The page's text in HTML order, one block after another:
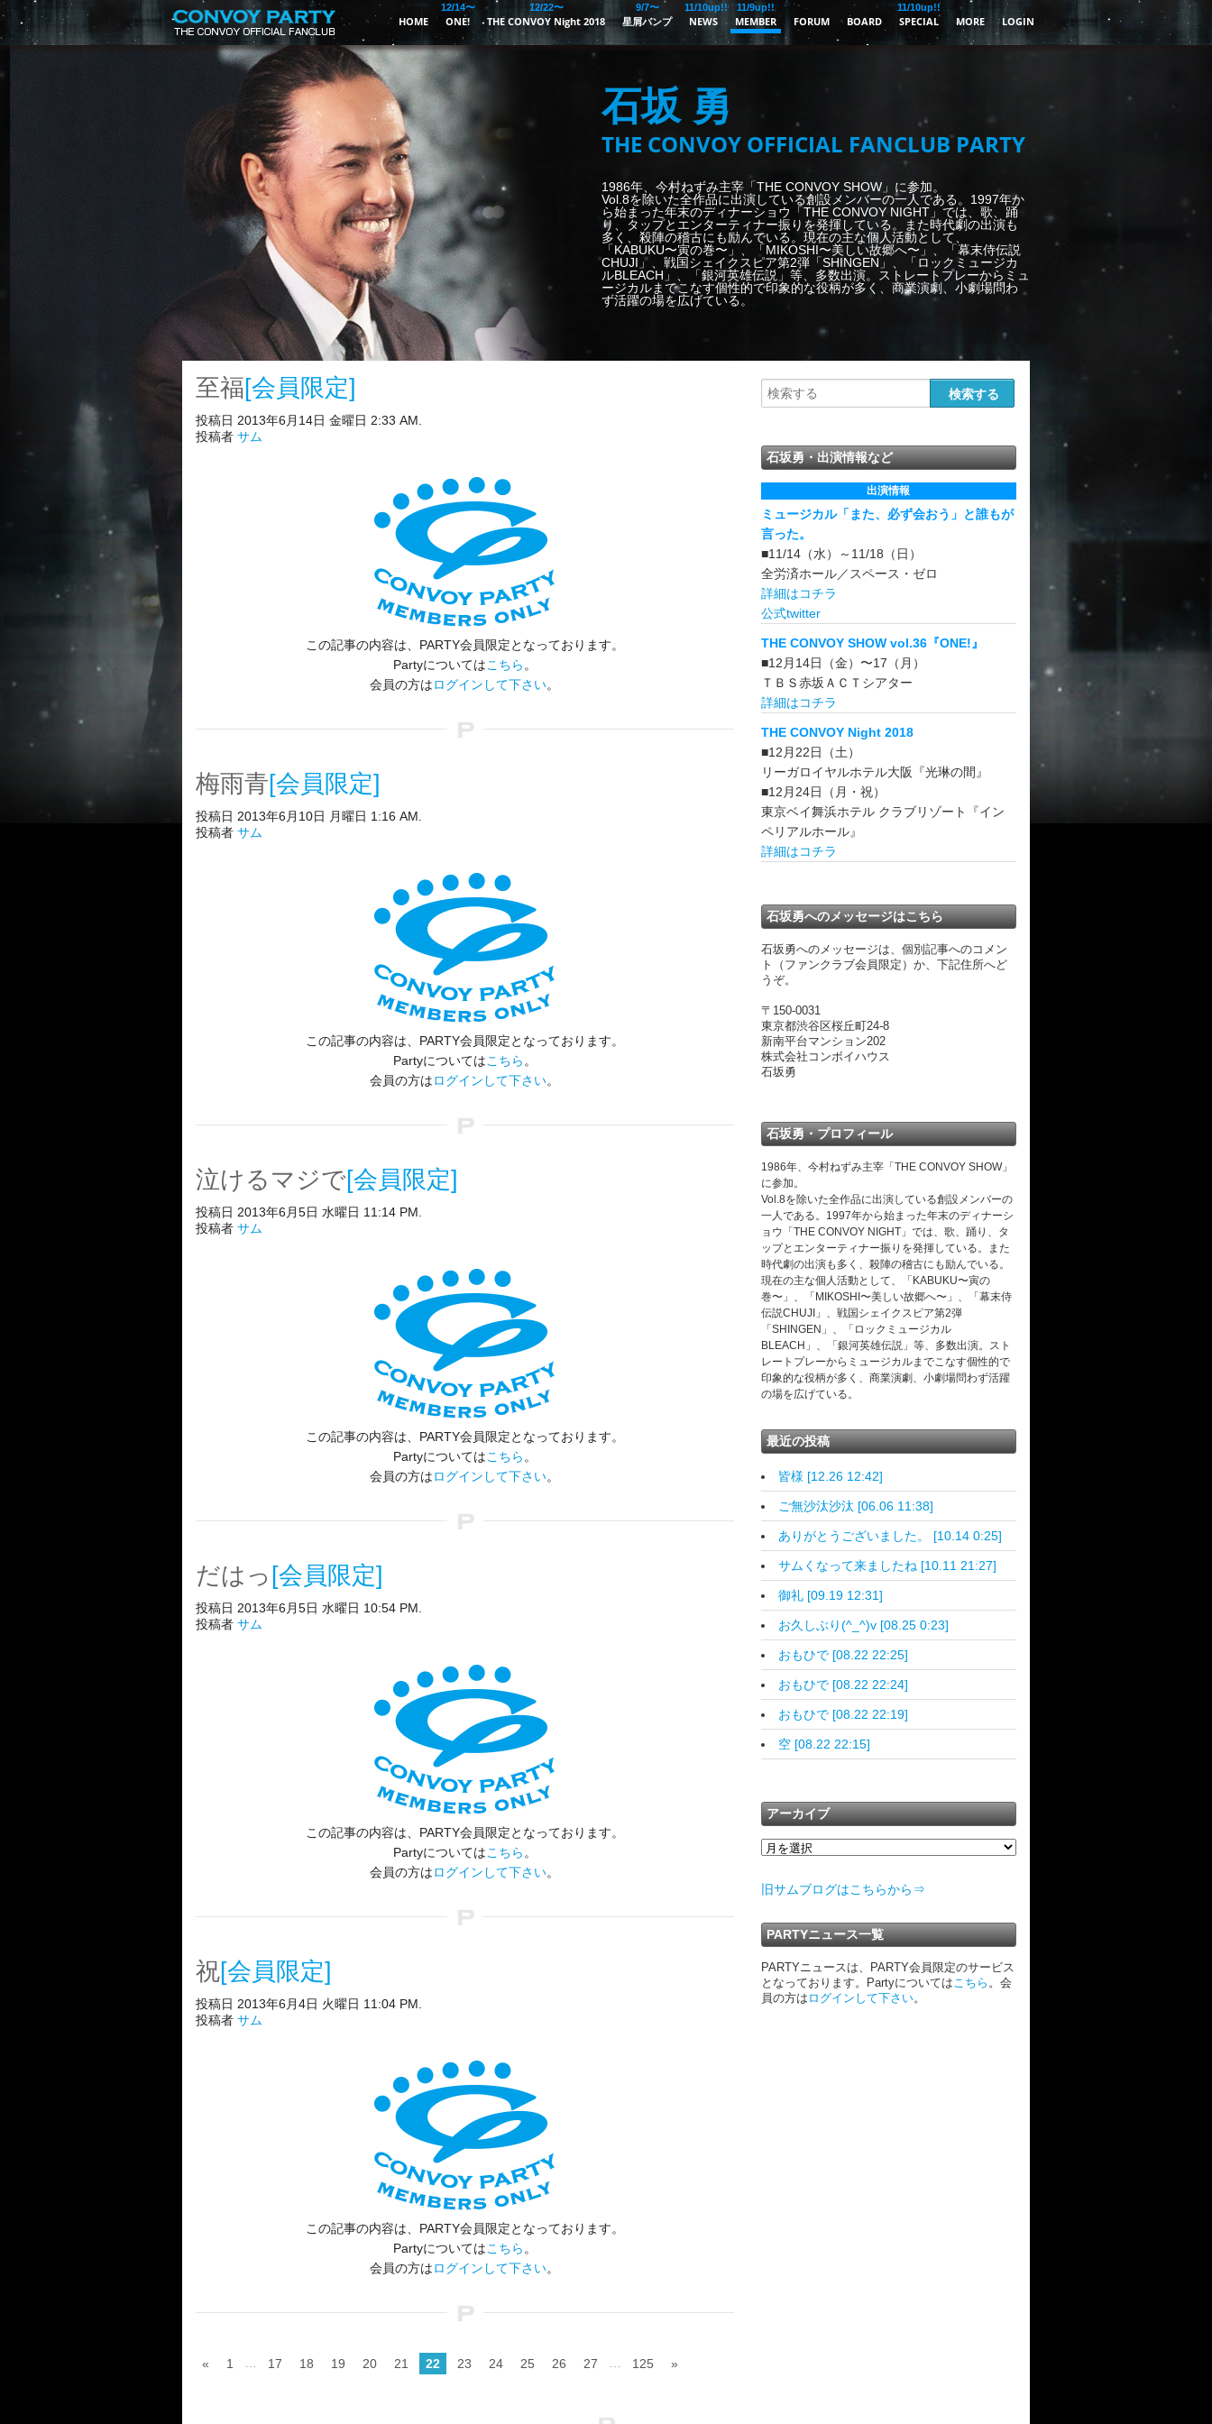
HOME ONE!
12/14〜
THE CONVOY Night 2018
12/22〜
星屑バンプ
9/7〜
NEWS
11/10up!!
MEMBER
11/9up!!
FORUM BOARD SPECIAL
11/10up!!
MORE LOGIN
石坂 勇
THE CONVOY OFFICIAL FANCLUB PARTY
1986年、今村ねずみ主宰「THE CONVOY SHOW」に参加。
Vol.8を除いた全作品に出演している創設メンバーの一人である。1997年か
ら始まった年末のディナーショウ「THE CONVOY NIGHT」では、歌、踊
り、タップとエンターティナー振りを発揮している。また時代劇の出演も
多く、殺陣の稽古にも励んでいる。現在の主な個人活動として、
「KABUKU〜寅の巻〜」、「MIKOSHI〜美しい故郷へ〜」、「幕末侍伝説
CHUJI」、戦国シェイクスピア第2弾「SHINGEN」、「ロックミュージカ
ルBLEACH」、「銀河英雄伝説」等、多数出演。ストレートプレーからミュ
ージカルまでこなす個性的で印象的な役柄が多く、商業演劇、小劇場問わ
ず活躍の場を広げている。
至福[会員限定]
投稿日 2013年6月14日 金曜日 2:33 AM.
投稿者 サム
この記事の内容は、PARTY会員限定となっております。
Partyについてはこちら 。
会員の方はログインして下さい。
梅雨青[会員限定]
投稿日 2013年6月10日 月曜日 1:16 AM.
投稿者 サム
この記事の内容は、PARTY会員限定となっております。
Partyについてはこちら 。
会員の方はログインして下さい。
泣けるマジで[会員限定]
投稿日 2013年6月5日 水曜日 11:14 PM.
投稿者 サム
この記事の内容は、PARTY会員限定となっております。
Partyについてはこちら 。
会員の方はログインして下さい。
だはっ [会員限定]
投稿日 2013年6月5日 水曜日 10:54 PM.
投稿者 サム
この記事の内容は、PARTY会員限定となっております。
Partyについてはこちら 。
会員の方はログインして下さい。
祝[会員限定]
投稿日 2013年6月4日 火曜日 11:04 PM.
投稿者 サム
この記事の内容は、PARTY会員限定となっております。
Partyについてはこちら 。
会員の方はログインして下さい。
« 1 17 18 19 20 21 22 23 24 25 26 27 125 »
石坂勇・出演情報など
出演情報
ミュージカル「また、必ず会おう」と誰もが
言った。
■11/14（水）～11/18（日）
全労済ホール／スペース・ゼロ
詳細はコチラ
公式twitter
THE CONVOY SHOW vol.36『ONE!』
■12月14日（金）〜17（月）
ＴＢＳ赤坂ＡＣＴシアター
詳細はコチラ
THE CONVOY Night 2018
■12月22日（土）
リーガロイヤルホテル大阪『光琳の間』
■12月24日（月・祝）
東京ベイ舞浜ホテル クラブリゾート『イン
ペリアルホール』
詳細はコチラ
石坂勇へのメッセージはこちら
石坂勇へのメッセージは、個別記事へのコメン
ト（ファンクラブ会員限定）か、下記住所へど
うぞ。
〒150-0031
東京都渋谷区桜丘町24-8
新南平台マンション202
株式会社コンボイハウス
石坂勇
石坂勇・プロフィール
1986年、今村ねずみ主宰「THE CONVOY SHOW」
に参加。
Vol.8を除いた全作品に出演している創設メンバーの
一人である。1997年から始まった年末のディナーシ
ョウ「THE CONVOY NIGHT」では、歌、踊り、タ
ップとエンターティナー振りを発揮している。また
時代劇の出演も多く、殺陣の稽古にも励んでいる。
現在の主な個人活動として、「KABUKU〜寅の
巻〜」、「MIKOSHI〜美しい故郷へ〜」、「幕末侍
伝説CHUJI」、戦国シェイクスピア第2弾
「SHINGEN」、「ロックミュージカル
BLEACH」、「銀河英雄伝説」等、多数出演。スト
レートプレーからミュージカルまでこなす個性的で
印象的な役柄が多く、商業演劇、小劇場問わず活躍
の場を広げている。
最近の投稿
皆様 [12.26 12:42]
ご無沙汰沙汰 [06.06 11:38]
ありがとうございました。 [10.14 0:25]
サムくなって来ましたね [10.11 21:27]
御礼 [09.19 12:31]
お久しぶり(^_^)v [08.25 0:23]
おもひで [08.22 22:25]
おもひで [08.22 22:24]
おもひで [08.22 22:19]
空 [08.22 22:15]
アーカイブ
旧サムブログはこちらから⇒
PARTYニュース一覧
PARTYニュースは、PARTY会員限定のサービス
となっております。Partyについてはこちら 。会
員の方は ログインして下さい。